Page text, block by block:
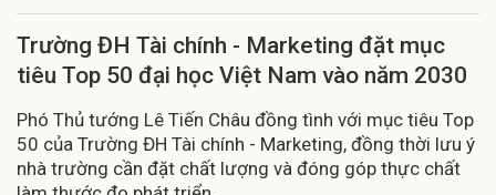
Trường ĐH Tài chính - Marketing đặt mục
tiêu Top 50 đại học Việt Nam vào năm 2030
Phó Thủ tướng Lê Tiến Châu đồng tình với mục tiêu Top
50 của Trường ĐH Tài chính - Marketing, đồng thời lưu ý
nhà trường cần đặt chất lượng và đóng góp thực chất